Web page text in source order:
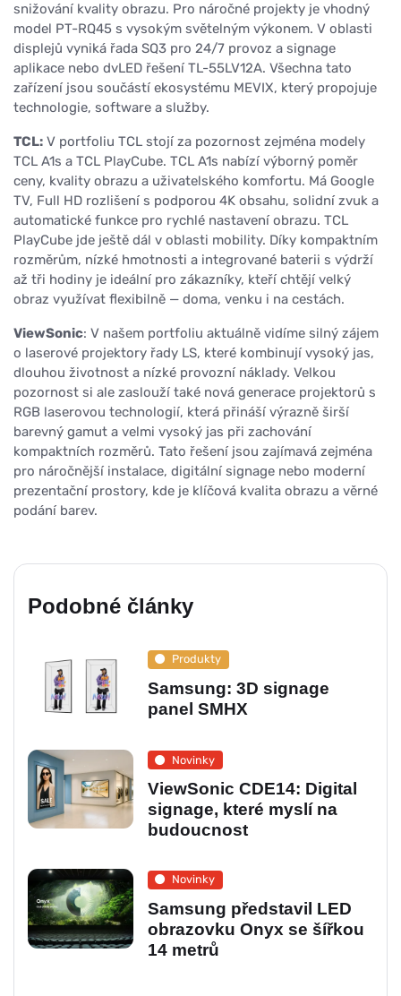
snižování kvality obrazu. Pro náročné projekty je vhodný
model PT-RQ45 s vysokým světelným výkonem. V oblasti
displejů vyniká řada SQ3 pro 24/7 provoz a signage
aplikace nebo dvLED řešení TL-55LV12A. Všechna tato
zařízení jsou součástí ekosystému MEVIX, který propojuje
technologie, software a služby.
TCL: V portfoliu TCL stojí za pozornost zejména modely
TCL A1s a TCL PlayCube. TCL A1s nabízí výborný poměr
ceny, kvality obrazu a uživatelského komfortu. Má Google
TV, Full HD rozlišení s podporou 4K obsahu, solidní zvuk a
automatické funkce pro rychlé nastavení obrazu. TCL
PlayCube jde ještě dál v oblasti mobility. Díky kompaktním
rozměrům, nízké hmotnosti a integrované baterii s výdrží
až tři hodiny je ideální pro zákazníky, kteří chtějí velký
obraz využívat flexibilně — doma, venku i na cestách.
ViewSonic: V našem portfoliu aktuálně vidíme silný zájem
o laserové projektory řady LS, které kombinují vysoký jas,
dlouhou životnost a nízké provozní náklady. Velkou
pozornost si ale zaslouží také nová generace projektorů s
RGB laserovou technologií, která přináší výrazně širší
barevný gamut a velmi vysoký jas při zachování
kompaktních rozměrů. Tato řešení jsou zajímavá zejména
pro náročnější instalace, digitální signage nebo moderní
prezentační prostory, kde je klíčová kvalita obrazu a věrné
podání barev.
Podobné články
Produkty
Samsung: 3D signage
panel SMHX
Novinky
ViewSonic CDE14: Digital
signage, které myslí na
budoucnost
Novinky
Samsung představil LED
obrazovku Onyx se šířkou
14 metrů